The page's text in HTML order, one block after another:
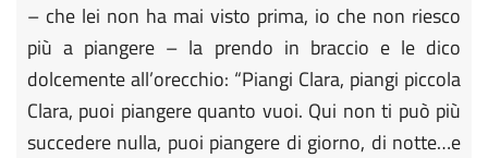
– che lei non ha mai visto prima, io che non riesco
più a piangere – la prendo in braccio e le dico
dolcemente all’orecchio: “Piangi Clara, piangi piccola
Clara, puoi piangere quanto vuoi. Qui non ti può più
succedere nulla, puoi piangere di giorno, di notte…e